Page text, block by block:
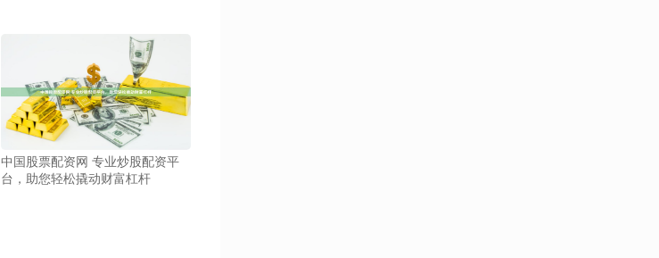
中国股票配资网 专业炒股配资平
台，助您轻松撬动财富杠杆